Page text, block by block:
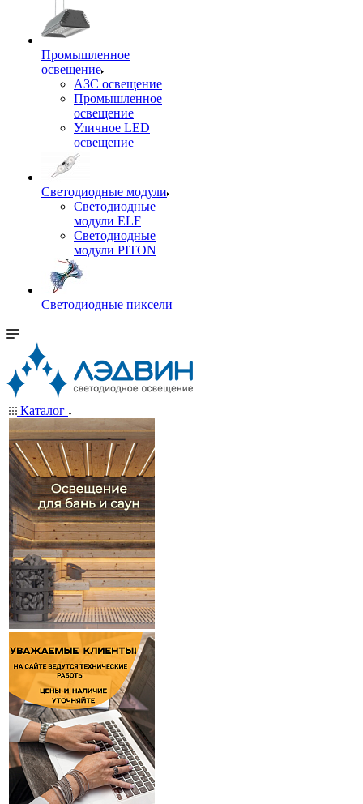
Промышленное
освещение
АЗС освещение
Промышленное
освещение
Уличное LED
освещение
Светодиодные модули
Светодиодные
модули ELF
Светодиодные
модули PITON
Светодиодные пиксели
Каталог